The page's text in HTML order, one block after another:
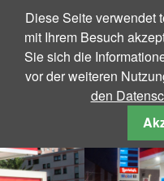
HOME
Tiger Wash
Diese Seite verwendet
mit Ihrem Besuch
Sie sich die
vor der weiteren
den